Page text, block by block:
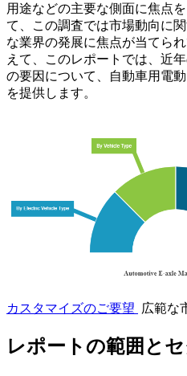
用途などの主要な側面に焦点
て、この調査では市場動向に
な業界の発展に焦点が当てら
えて、このレポートでは、近
の要因について、自動車用電
を提供します。
カスタマイズのご要望 広範な
レポートの範囲と